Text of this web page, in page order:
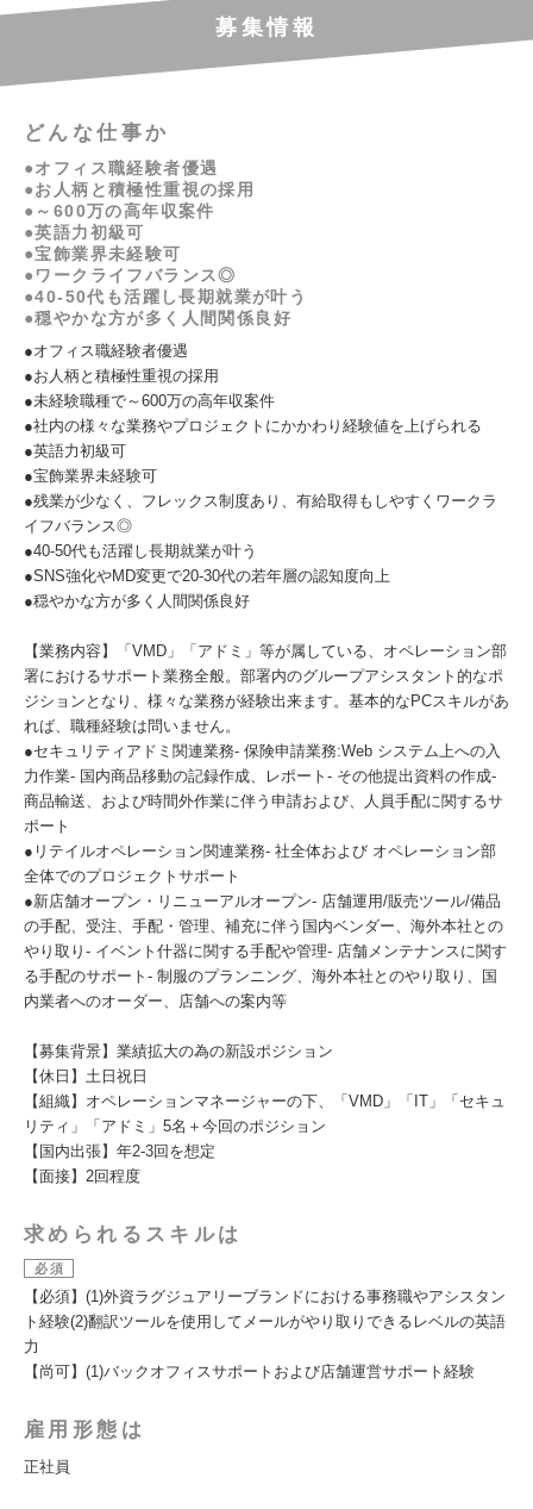
募集情報
どんな仕事か
●オフィス職経験者優遇
●お人柄と積極性重視の採用
●～600万の高年収案件
●英語力初級可
●宝飾業界未経験可
●ワークライフバランス◎
●40-50代も活躍し長期就業が叶う
●穏やかな方が多く人間関係良好
●オフィス職経験者優遇
●お人柄と積極性重視の採用
●未経験職種で～600万の高年収案件
●社内の様々な業務やプロジェクトにかかわり経験値を上げられる
●英語力初級可
●宝飾業界未経験可
●残業が少なく、フレックス制度あり、有給取得もしやすくワークラ
イフバランス◎
●40-50代も活躍し長期就業が叶う
●SNS強化やMD変更で20-30代の若年層の認知度向上
●穏やかな方が多く人間関係良好
【業務内容】「VMD」「アドミ」等が属している、オペレーション部
署におけるサポート業務全般。部署内のグループアシスタント的なポ
ジションとなり、様々な業務が経験出来ます。基本的なPCスキルがあ
れば、職種経験は問いません。
●セキュリティアドミ関連業務- 保険申請業務:Web システム上への入
力作業- 国内商品移動の記録作成、レポート- その他提出資料の作成-
商品輸送、および時間外作業に伴う申請および、人員手配に関するサ
ポート
●リテイルオペレーション関連業務- 社全体および オペレーション部
全体でのプロジェクトサポート
●新店舗オープン・リニューアルオープン- 店舗運用/販売ツール/備品
の手配、受注、手配・管理、補充に伴う国内ベンダー、海外本社との
やり取り- イベント什器に関する手配や管理- 店舗メンテナンスに関す
る手配のサポート- 制服のプランニング、海外本社とのやり取り、国
内業者へのオーダー、店舗への案内等
【募集背景】業績拡大の為の新設ポジション
【休日】土日祝日
【組織】オペレーションマネージャーの下、「VMD」「IT」「セキュ
リティ」「アドミ」5名＋今回のポジション
【国内出張】年2-3回を想定
【面接】2回程度
求められるスキルは
必須
【必須】(1)外資ラグジュアリーブランドにおける事務職やアシスタン
ト経験(2)翻訳ツールを使用してメールがやり取りできるレベルの英語
力
【尚可】(1)バックオフィスサポートおよび店舗運営サポート経験
雇用形態は
正社員